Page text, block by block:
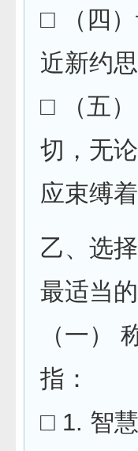
□ （四
近新约
□ （五
切，无
应束缚
乙、选
最适当
（一）
指：
□ 1. 智